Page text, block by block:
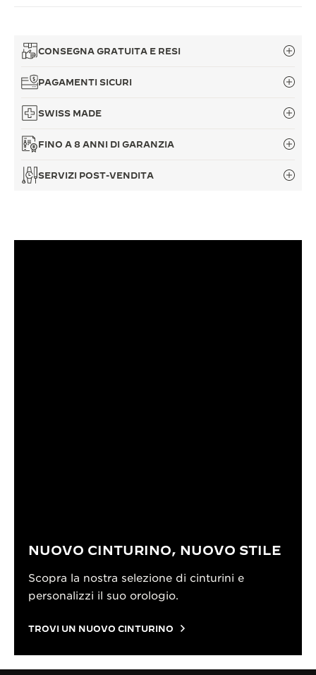
CONSEGNA GRATUITA E RESI
PAGAMENTI SICURI
SWISS MADE
FINO A 8 ANNI DI GARANZIA
SERVIZI POST-VENDITA
NUOVO CINTURINO, NUOVO STILE
Scopra la nostra selezione di cinturini e
personalizzi il suo orologio.
TROVI UN NUOVO CINTURINO